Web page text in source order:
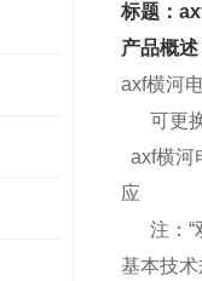
标题：
产品概述
axf横河
可更
axf横河
应
注：
基本技